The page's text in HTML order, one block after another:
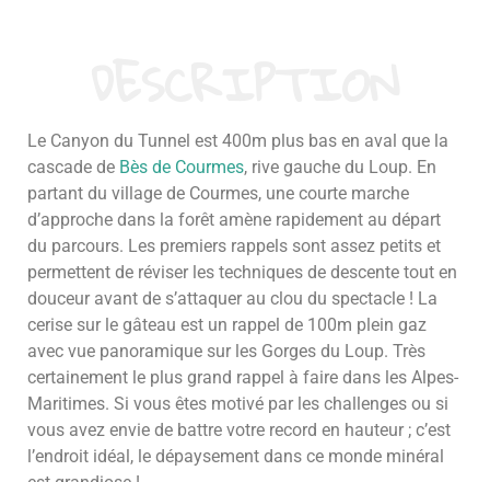
Le Canyon du Tunnel est 400m plus bas en aval que la
cascade de Bès de Courmes, rive gauche du Loup. En
partant du village de Courmes, une courte marche
d’approche dans la forêt amène rapidement au départ
du parcours. Les premiers rappels sont assez petits et
permettent de réviser les techniques de descente tout en
douceur avant de s’attaquer au clou du spectacle ! La
cerise sur le gâteau est un rappel de 100m plein gaz
avec vue panoramique sur les Gorges du Loup. Très
certainement le plus grand rappel à faire dans les Alpes-
Maritimes. Si vous êtes motivé par les challenges ou si
vous avez envie de battre votre record en hauteur ; c’est
l’endroit idéal, le dépaysement dans ce monde minéral